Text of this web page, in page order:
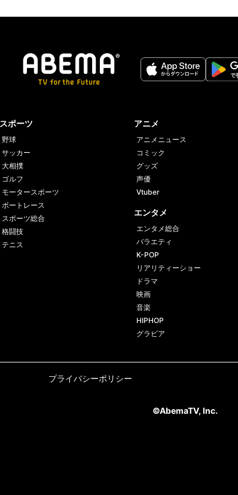
スポーツ
野球
サッカー
大相撲
ゴルフ
モータースポーツ
ボートレース
スポーツ総合
格闘技
テニス
アニメ
アニメニュース
コミック
グッズ
声優
Vtuber
エンタメ
エンタメ総合
バラエティ
K-POP
リアリティーショー
ドラマ
映画
音楽
HIPHOP
グラビア
プライバシーポリシー
©AbemaTV, Inc.